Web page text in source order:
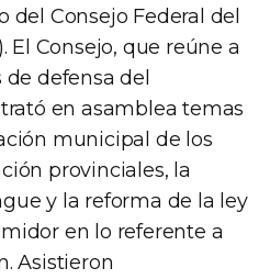
Consejo Federal del
El Consejo, que reúne a
defensa del
en asamblea temas
municipal de los
provinciales, la
y la reforma de la ley
en lo referente a
Asistieron